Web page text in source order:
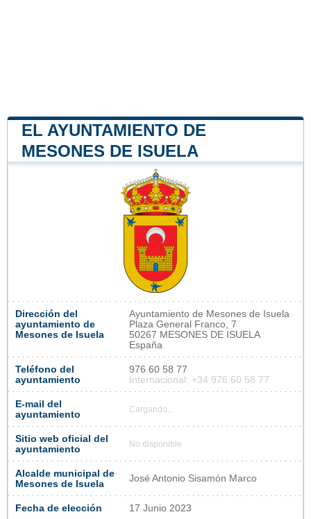
EL AYUNTAMIENTO DE
MESONES DE ISUELA
Dirección del
ayuntamiento de
Mesones de Isuela
Ayuntamiento de Mesones de Isuela
Plaza General Franco, 7
50267 MESONES DE ISUELA
España
Teléfono del
ayuntamiento
976 60 58 77
Internacional: +34 976 60 58 77
E-mail del
ayuntamiento
Cargando...
Sitio web oficial del
ayuntamiento
No disponible
Alcalde municipal de
Mesones de Isuela
José Antonio Sisamón Marco
Fecha de elección 17 Junio 2023